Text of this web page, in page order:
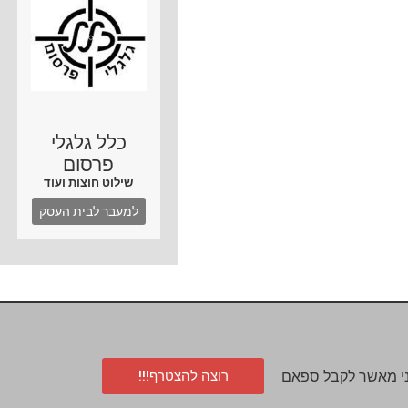
כלל גלגלי
פרסום
שילוט חוצות ועוד
למעבר לבית העסק
מאשר לקבל ספאם רוצה להצטרף!!!